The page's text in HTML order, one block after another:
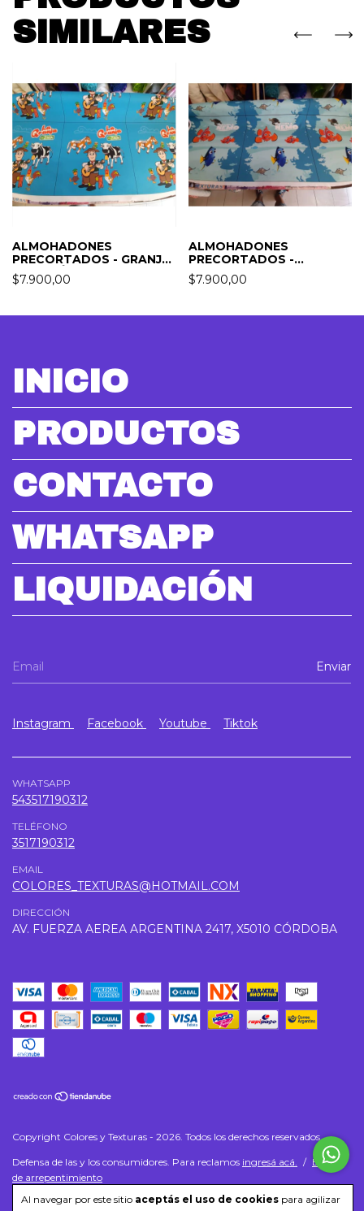
Al navegar por este sitio aceptás el uso de cookies para agilizar
SIMILARES
ALMOHADONES
PRECORTADOS - GRANJA
DE ZENÓN
$7.900,00
ALMOHADONES
PRECORTADOS -
BUSCANDO A NEMO
$7.900,00
INICIO
PRODUCTOS
CONTACTO
WHATSAPP
LIQUIDACIÓN
Instagram Facebook Youtube Tiktok
WHATSAPP
543517190312
TELÉFONO
3517190312
EMAIL
COLORES_TEXTURAS@HOTMAIL.COM
DIRECCIÓN
AV. FUERZA AEREA ARGENTINA 2417, X5010 CÓRDOBA
Copyright Colores y Texturas - 2026. Todos los derechos reservados.
Defensa de las y los consumidores. Para reclamos ingresá acá. / Botón
de arrepentimiento